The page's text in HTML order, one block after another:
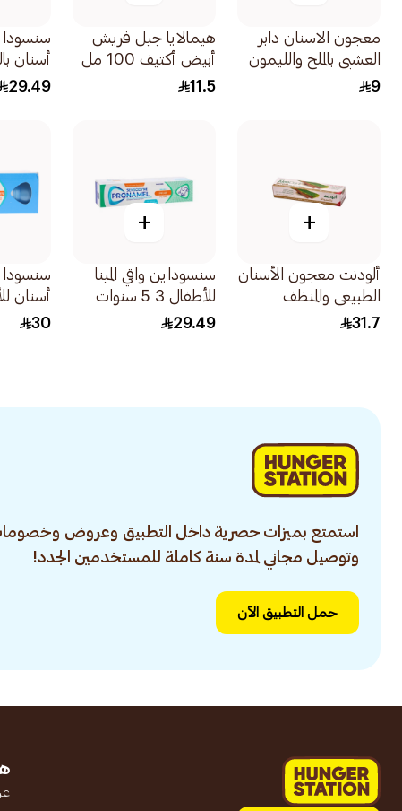
معجون الاسنان دابر
العشبي بالملح والليمون
150 جم
9
هيمالايا جيل فريش
أبيض أكتيف 100 مل
11.5
أسنان
29.49
+
ألودنت معجون الأسنان
الطبيعي والمنظف
بخلاصة المسواك
31.7
+
سنسوداين واقي المينا
للأطفال 3 5 سنوات
50مل
29.49
أسنان
+630
استمتع بميزات حصرية داخل التطبيق وعروض
وتوصيل مجاني لمدة سنة كاملة للمستخدمين الجدد!
حمل التطبيق الآن